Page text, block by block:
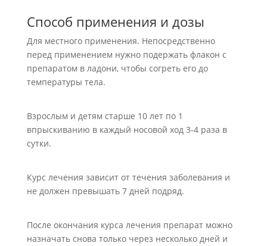
Способ применения и дозы
Для местного применения. Непосредственно
перед применением нужно подержать флакон с
препаратом в ладони, чтобы согреть его до
температуры тела.
Взрослым и детям старше 10 лет по 1
впрыскиванию в каждый носовой ход 3-4 раза в
сутки.
Курс лечения зависит от течения заболевания и
не должен превышать 7 дней подряд.
После окончания курса лечения препарат можно
назначать снова только через несколько дней и